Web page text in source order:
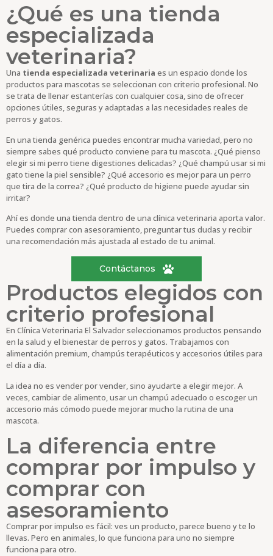
¿Qué es una tienda
especializada
veterinaria?
Una tienda especializada veterinaria es un espacio donde los
productos para mascotas se seleccionan con criterio profesional. No
se trata de llenar estanterías con cualquier cosa, sino de ofrecer
opciones útiles, seguras y adaptadas a las necesidades reales de
perros y gatos.
En una tienda genérica puedes encontrar mucha variedad, pero no
siempre sabes qué producto conviene para tu mascota. ¿Qué pienso
elegir si mi perro tiene digestiones delicadas? ¿Qué champú usar si mi
gato tiene la piel sensible? ¿Qué accesorio es mejor para un perro
que tira de la correa? ¿Qué producto de higiene puede ayudar sin
irritar?
Ahí es donde una tienda dentro de una clínica veterinaria aporta valor.
Puedes comprar con asesoramiento, preguntar tus dudas y recibir
una recomendación más ajustada al estado de tu animal.
Contáctanos
Productos elegidos con
criterio profesional
En Clínica Veterinaria El Salvador seleccionamos productos pensando
en la salud y el bienestar de perros y gatos. Trabajamos con
alimentación premium, champús terapéuticos y accesorios útiles para
el día a día.
La idea no es vender por vender, sino ayudarte a elegir mejor. A
veces, cambiar de alimento, usar un champú adecuado o escoger un
accesorio más cómodo puede mejorar mucho la rutina de una
mascota.
La diferencia entre
comprar por impulso y
comprar con
asesoramiento
Comprar por impulso es fácil: ves un producto, parece bueno y te lo
llevas. Pero en animales, lo que funciona para uno no siempre
funciona para otro.